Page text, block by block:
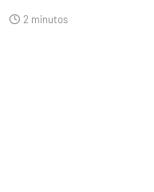
2 minutos